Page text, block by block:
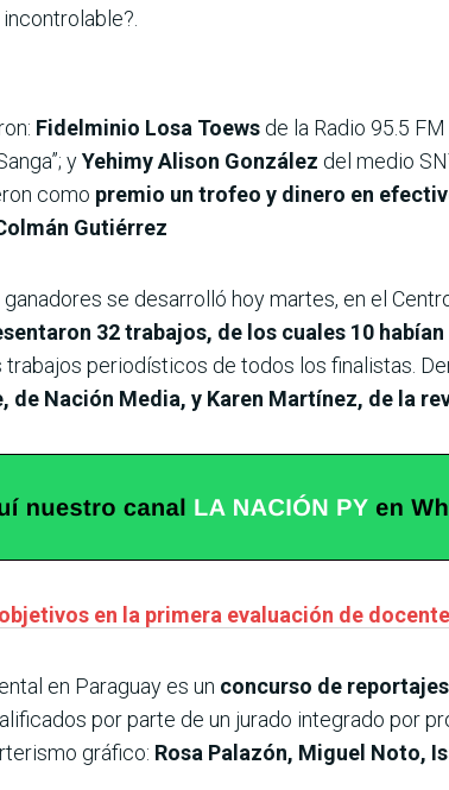
Fidelminio Losa Toews de la Radio 95.5
yYehimy Alison González del medio
como premio un trofeo y dinero en
Gutiérrez
se desarrolló hoy martes, en el
32 trabajos, de los cuales 10
periodísticos de todos los finalistas.
de Nación Media, y Karen Martínez, de la
en la primera evaluación de
en Paraguay es un concurso de
por parte de un jurado integrado por
gráfico: Rosa Palazón, Miguel Noto,